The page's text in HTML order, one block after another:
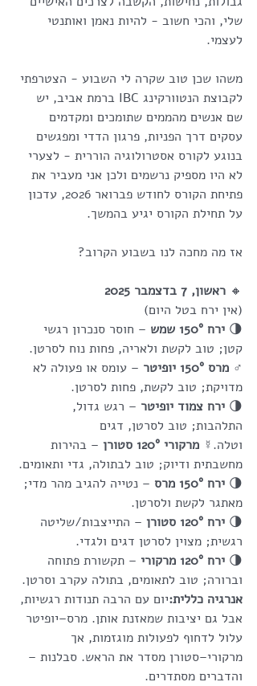
שלי, והכי חשוב - להיות נאמן ואותנטי
לעצמי.
משהו שכן טוב שקרה לי השבוע - הצטרפתי
לקבוצת הנטוורקינג IBC ברמת אביב, יש
שם אנשים מהממים שתומכים ומקדמים
עסקים דרך הפניות, פרגון הדדי ומפגשים
בנוגע לקורס אסטרולוגיה הוררית - לצערי
לא היו מספיק נרשמים ולכן אני מעביר את
פתיחת הקורס לחודש פברואר 2026, עדכון
על תחילת הקורס יגיע בהמשך.
אז מה מחכה לנו בשבוע הקרוב?
🔸 ראשון, 7 בדצמבר 2025
(אין ירח בטל היום)
🌗 ירח 150° שמש
– חוסר סנכרון רגשי
קטן; טוב לקשת ולאריה, פחות נוח לסרטן.
♂ מרס 150° יופיטר
– עומס או פעולה לא
מדויקת; טוב לקשת, פחות לסרטן.
🌗 ירח צמוד יופיטר – רגש גדול,
התלהבות; טוב לסרטן, דגים
וטלה.☿ מרקורי 120° סטורן
– בהירות
מחשבתית ודיוק; טוב לבתולה, גדי ותאומים.
🌗 ירח 150° מרס
– נטייה להגיב מהר מדי;
מאתגר לקשת ולסרטן.
🌗 ירח 120° סטורן
– התייצבות/שליטה
רגשית; מצוין לסרטן דגים ולגדי.
🌗 ירח 120° מרקורי
– תקשורת פתוחה
וברורה; טוב לתאומים, בתולה עקרב וסרטן.
אנרגיה כללית:יום עם הרבה תנודות רגשיות,
אבל גם יציבות שמאזנת אותן. מרס–יופיטר
עלול לדחוף לפעולות מוגזמות, אך
מרקורי–סטורן מסדר את הראש. סבלנות –
והדברים מסתדרים.